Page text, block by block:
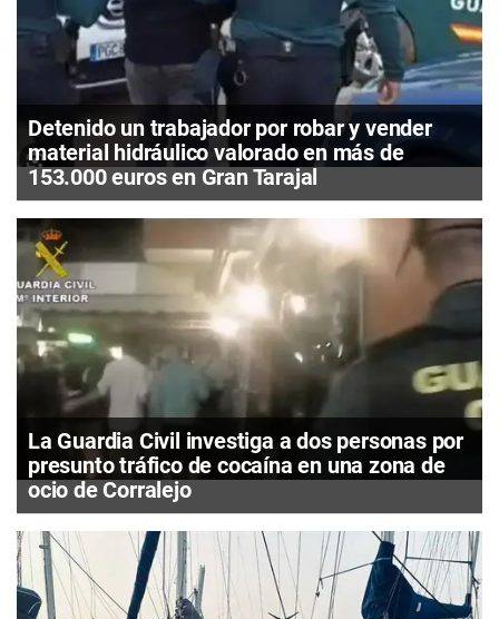
Detenido un trabajador por robar y vender
material hidráulico valorado en más de
153.000 euros en Gran Tarajal
La Guardia Civil investiga a dos personas por
presunto tráfico de cocaína en una zona de
ocio de Corralejo